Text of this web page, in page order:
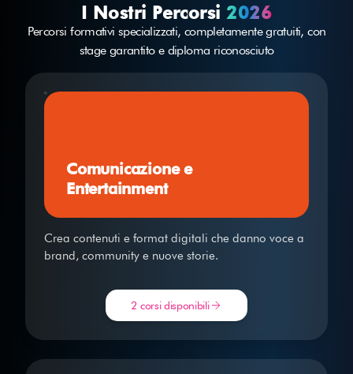
I Nostri Percorsi 2026
Percorsi formativi specializzati, completamente gratuiti, con
stage garantito e diploma riconosciuto
Comunicazione e
Entertainment
Crea contenuti e format digitali che danno voce a
brand, community e nuove storie.
2 corsi disponibili